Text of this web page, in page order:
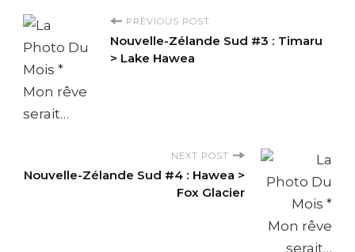
P
o
s
N
PREVIOUS POST
Nouvelle-Zélande Sud #3 : Timaru
> Lake Hawea
NEXT POST
Nouvelle-Zélande Sud #4 : Hawea >
Fox Glacier